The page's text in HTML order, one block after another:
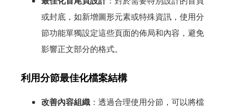
或封底，如新增圖形元素或特殊資訊，使用分
節功能單獨設定這些頁面的佈局和內容，避免
影響正文部分的格式。
利用分節最佳化檔案結構
改善內容組織：透過合理使用分節，可以將檔